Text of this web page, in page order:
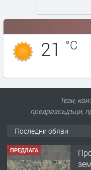
21 °C
Тези,
предразсъдъци,
Последни обяви
ПРЕДЛАГА